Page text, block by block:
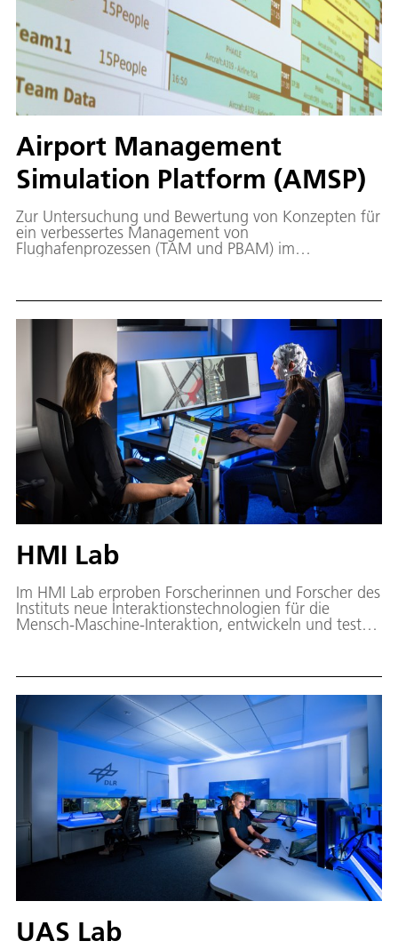
Airport Management
Simulation Platform (AMSP)
Zur Untersuchung und Bewertung von Konzepten für
ein verbessertes Management von
Flughafenprozessen (TAM und PBAM) im
Platform als leistungsstarke und skalierbare
HMI Lab
Im HMI Lab erproben Forscherinnen und Forscher des
Instituts neue Interaktionstechnologien für die
Mensch-Maschine-Interaktion, entwickeln und testen
UAS Lab